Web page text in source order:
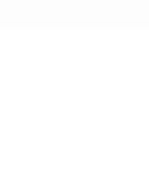
образ